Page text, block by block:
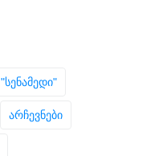
"სენამედი"
არჩევნები